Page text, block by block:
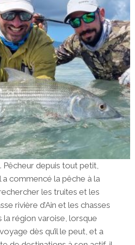
Pêcheur depuis tout petit,
a commencé la pêche à la
les truites et les
rivière d’Ain et les chasses
la région varoise, lorsque
dès qu’il le peut, et a